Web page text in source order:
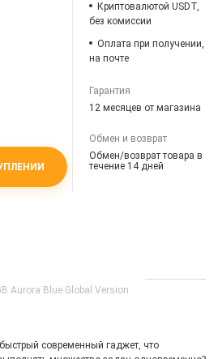
Криптовалютой USDT,
без комиссии
Оплата при получении,
на почте
Гарантия
12 месяцев от магазина
Обмен и возврат
Обмен/возврат товара в
течение 14 дней
Aurora Blue Global Version
современный гаджет, что